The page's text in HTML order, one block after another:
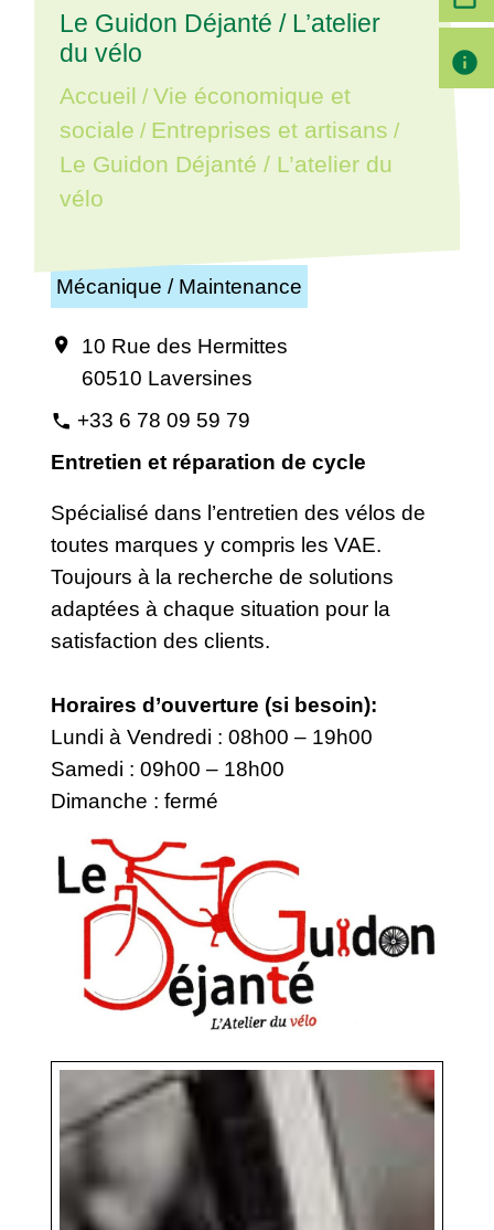
Le Guidon Déjanté / L’atelier
du vélo
Accueil / Vie économique et
sociale / Entreprises et artisans /
Le Guidon Déjanté / L’atelier du
vélo
Mécanique / Maintenance
location_on
10 Rue des Hermittes
60510 Laversines
phone +33 6 78 09 59 79
Entretien et réparation de cycle
Spécialisé dans l’entretien des vélos de
toutes marques y compris les VAE.
Toujours à la recherche de solutions
adaptées à chaque situation pour la
satisfaction des clients.
Horaires d’ouverture (si besoin):
Lundi à Vendredi : 08h00 – 19h00
​​Samedi : 09h00 – 18h00
​Dimanche : fermé
info